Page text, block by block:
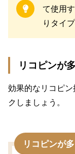
て使用
りタイ
リコピンが
効果的なリコピ
クしましょう。
リコピンが